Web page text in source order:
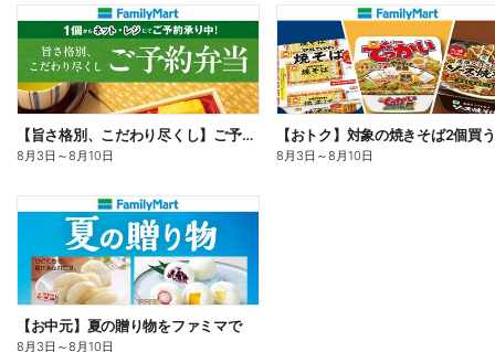
【旨さ格別、こだわり尽くし】ご予約弁当
8月3日 ～8月10日 8月3日 ～8月10日
【お中元】夏の贈り物をファミマで
8月3日 ～8月10日